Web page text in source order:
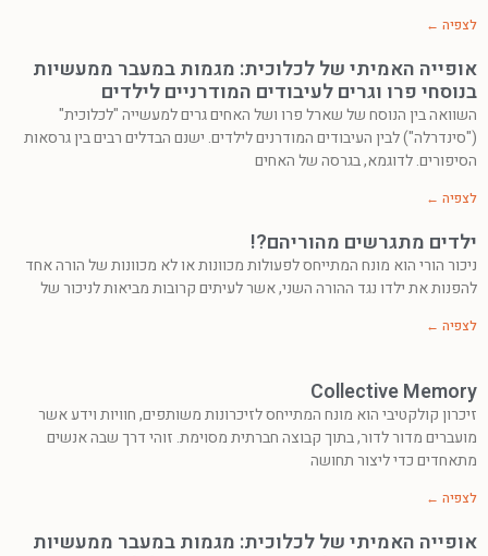
לצפיה ←
אופייה האמיתי של לכלוכית: מגמות במעבר ממעשיות
בנוסחי פרו וגרים לעיבודים המודרניים לילדים
השוואה בין הנוסח של שארל פרו ושל האחים גרים למעשייה "לכלוכית"
("סינדרלה") לבין העיבודים המודרנים לילדים. ישנם הבדלים רבים בין גרסאות
הסיפורים. לדוגמא, בגרסה של האחים
לצפיה ←
ילדים מתגרשים מהוריהם?!
ניכור הורי הוא מונח המתייחס לפעולות מכוונות או לא מכוונות של הורה אחד
להפנות את ילדו נגד ההורה השני, אשר לעיתים קרובות מביאות לניכור של
לצפיה ←
Collective Memory
זיכרון קולקטיבי הוא מונח המתייחס לזיכרונות משותפים, חוויות וידע אשר
מועברים מדור לדור, בתוך קבוצה חברתית מסוימת. זוהי דרך שבה אנשים
מתאחדים כדי ליצור תחושה
לצפיה ←
אופייה האמיתי של לכלוכית: מגמות במעבר ממעשיות